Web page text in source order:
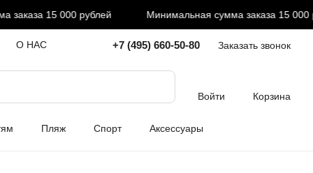
15 000 рублей Минимальная сумма заказа 15 000
О НАС +7 (495) 660-50-80 Заказать звонок
Войти Корзина
Пляж Спорт Аксессуары